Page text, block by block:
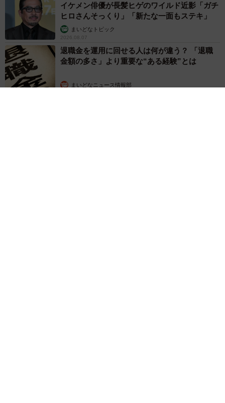
イケメン俳優が長髪ヒゲのワイルド近影「ガチ
ヒロさんそっくり」「新たな一面もステキ」
まいどなトピック
2026.08.07
退職金を運用に回せる人は何が違う？ 「退職
金額の多さ」より重要な“ある経験”とは
まいどなニュース情報部